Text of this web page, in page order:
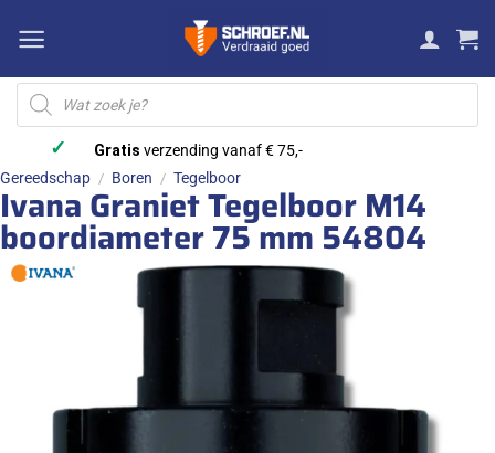
naar
inhoud
Producten
zoeken
✓ Gratis verzending vanaf € 75,-
Gereedschap / Boren / Tegelboor
Ivana Graniet Tegelboor M14
boordiameter 75 mm 54804